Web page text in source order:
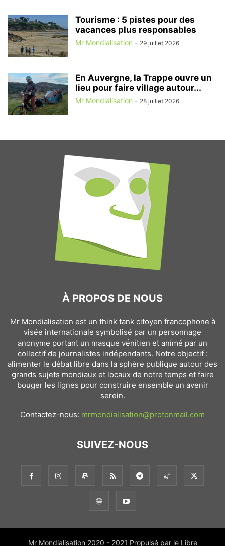
Tourisme : 5 pistes pour des
vacances plus responsables
Mr Mondialisation - 29 juillet 2026
En Auvergne, la Trappe ouvre un
lieu pour faire village autour...
Mr Mondialisation - 28 juillet 2026
À PROPOS DE NOUS
Mr Mondialisation est un think tank citoyen francophone à
visée internationale symbolisé par un personnage
anonyme portant un masque vénitien et animé par un
collectif de journalistes indépendants. Notre objectif :
alimenter le débat libre dans la sphère publique autour des
grands sujets mondiaux et locaux de notre temps et faire
bouger les lignes pour construire ensemble un avenir
serein.
Contactez-nous: mrmondialisation@protonmail.com
SUIVEZ-NOUS
Mr Mondialisation 2020 - 2021 Propulsé par le Libre